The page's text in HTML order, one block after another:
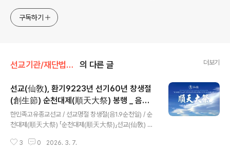
구독하기
선교기관/재단법인선교 의 다른 글 더보기
선교(仙敎), 환기9223년 선기60년 창생절
(創生節) 순천대제(順天大祭) 봉행 _ 음력 1
월 9일 선교 명절 순천일
한민족고유종교선교 / 선교명절 창생절(음1.9순천일) / 순
천대제(順天大祭) 「순천대제(順天大祭)」선교(仙敎) 창
기4359년 선기60년 . 선교환인집부회 후원 . 재단법인 선
3 0 2026. 3. 7.